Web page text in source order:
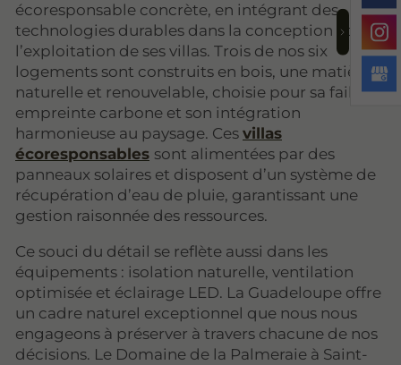
écoresponsable concrète, en intégrant des
technologies durables dans la conception et
l’exploitation de ses villas. Trois de nos six
logements sont construits en bois, une matière
naturelle et renouvelable, choisie pour sa faible
empreinte carbone et son intégration
harmonieuse au paysage. Ces villas
écoresponsables sont alimentées par des
panneaux solaires et disposent d’un système de
récupération d’eau de pluie, garantissant une
gestion raisonnée des ressources.
Ce souci du détail se reflète aussi dans les
équipements : isolation naturelle, ventilation
optimisée et éclairage LED. La Guadeloupe offre
un cadre naturel exceptionnel que nous nous
engageons à préserver à travers chacune de nos
décisions. Le Domaine de la Palmeraie à Saint-